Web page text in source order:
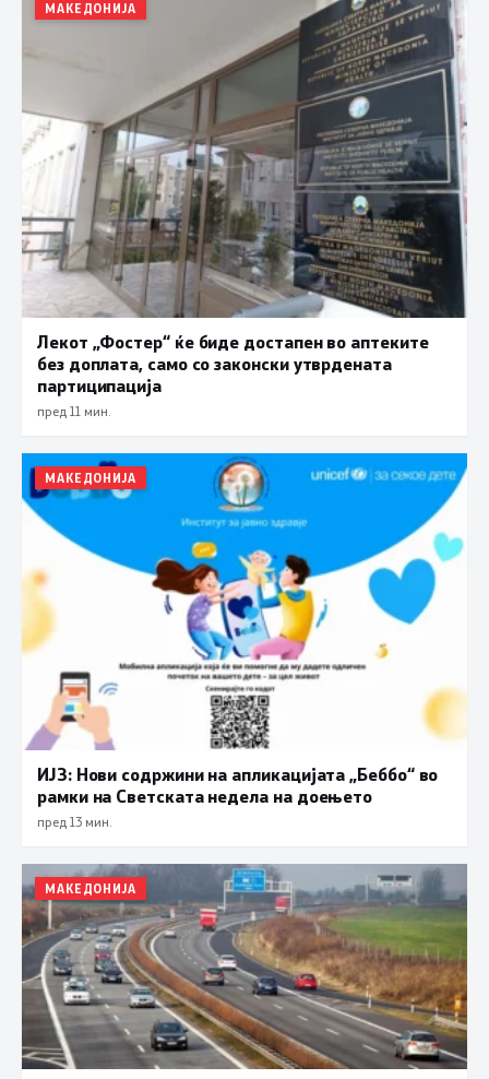
МАКЕДОНИЈА
Лекот „Фостер“ ќе биде достапен во аптеките
без доплата, само со законски утврдената
партиципација
пред 11 мин.
МАКЕДОНИЈА
ИЈЗ: Нови содржини на апликацијата „Беббо“ во
рамки на Светската недела на доењето
пред 13 мин.
МАКЕДОНИЈА